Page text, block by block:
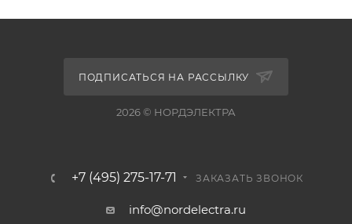
ПОДПИСАТЬСЯ НА РАССЫЛКУ
2026 © НОРДЭЛЕКТРА
+7 (495) 275-17-71 ЗАКАЗАТЬ ЗВОНОК
info@nordelectra.ru